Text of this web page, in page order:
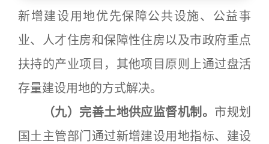
新增建设用地优先保障公共设施、公益事
业、人才住房和保障性住房以及市政府重点
扶持的产业项目，其他项目原则上通过盘活
存量建设用地的方式解决。
（九）完善土地供应监督机制。 市规划
国土主管部门通过新增建设用地指标、建设